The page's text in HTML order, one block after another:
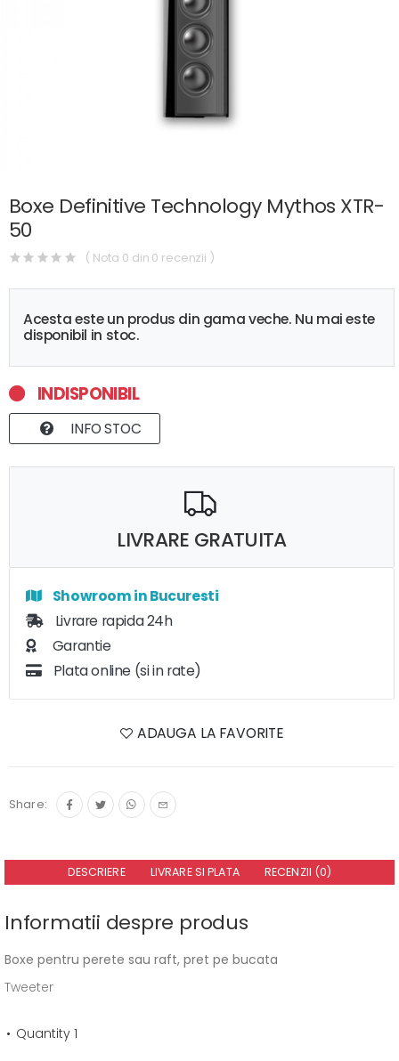
Boxe Definitive Technology Mythos XTR-
50
( Nota 0 din 0 recenzii )
Acesta este un produs din gama veche. Nu mai este
disponibil in stoc.
INDISPONIBIL
INFO STOC
LIVRARE GRATUITA
Showroom in Bucuresti
Livrare rapida 24h
Garantie
Plata online (si in rate)
ADAUGA LA FAVORITE
Share:
DESCRIERE LIVRARE SI PLATA RECENZII (0)
Informatii despre produs
Boxe pentru perete sau raft, pret pe bucata
Tweeter
Quantity 1